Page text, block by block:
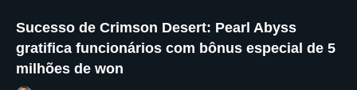
Sucesso de Crimson Desert: Pearl Abyss
gratifica funcionários com bônus especial de 5
milhões de won